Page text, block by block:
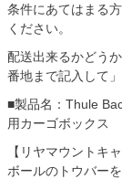
条件にあてはまる
ください。
配送出来るかどう
番地まで記入して
■製品名：Thule
用カーゴボックス
【リヤマウントキ
ボールのトウバー